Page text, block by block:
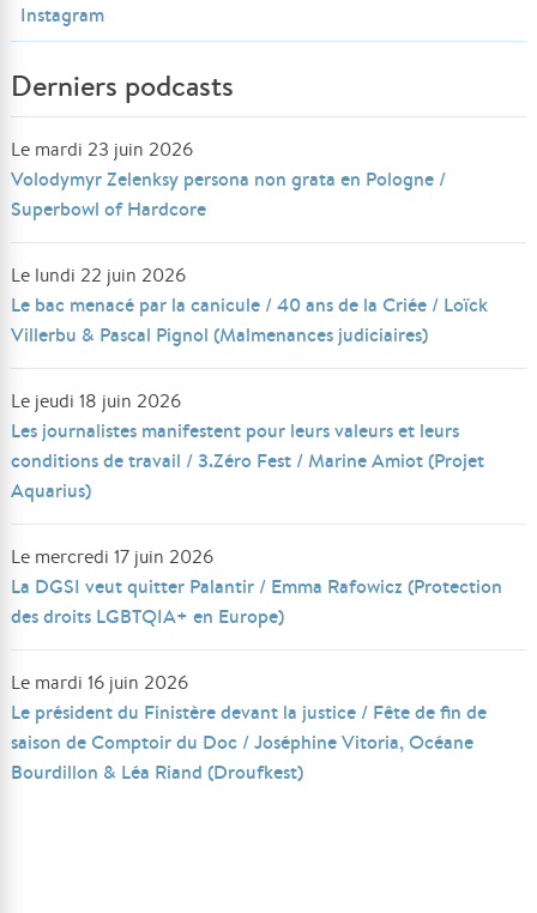
Instagram
Derniers podcasts
Le mardi 23 juin 2026
Volodymyr Zelenksy persona non grata en Pologne /
Superbowl of Hardcore
Le lundi 22 juin 2026
Le bac menacé par la canicule / 40 ans de la Criée / Loïck
Villerbu & Pascal Pignol (Malmenances judiciaires)
Le jeudi 18 juin 2026
Les journalistes manifestent pour leurs valeurs et leurs
conditions de travail / 3.Zéro Fest / Marine Amiot (Projet
Aquarius)
Le mercredi 17 juin 2026
La DGSI veut quitter Palantir / Emma Rafowicz (Protection
des droits LGBTQIA+ en Europe)
Le mardi 16 juin 2026
Le président du Finistère devant la justice / Fête de fin de
saison de Comptoir du Doc / Joséphine Vitoria, Océane
Bourdillon & Léa Riand (Droufkest)